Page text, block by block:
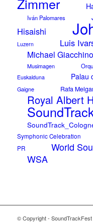
Iván Palomares
Hisaishi
Luzern
Luis
Michael Giacchino
Musimagen
Euskalduna
Palau
Gaigne
Rafa
Royal Albert
Symphonic Celebration
PR
World
WSA
© Copyright -